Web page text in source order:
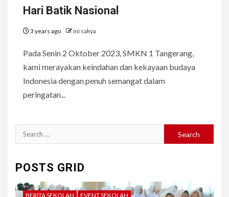
Hari Batik Nasional
3 years ago ini sakya
Pada Senin 2 Oktober 2023, SMKN 1 Tangerang,
kami merayakan keindahan dan kekayaan budaya
Indonesia dengan penuh semangat dalam
peringatan...
Search
for:
POSTS GRID
BERITA SEKOLAH EVENT SEKOLAH